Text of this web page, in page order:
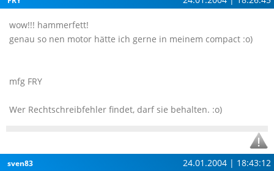
wow!!! hammerfett!
genau so nen motor hätte ich gerne in meinem compact :o)
mfg FRY
Wer Rechtschreibfehler findet, darf sie behalten. :o)
sven83 24.01.2004 | 18:43:12